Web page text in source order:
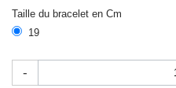
Taille du bracelet en Cm
19
-